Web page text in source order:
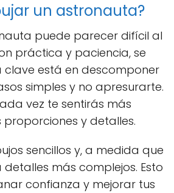
un astronauta?
puede parecer difícil al
práctica y paciencia, se
clave está en descomponer
simples y no apresurarte.
vez te sentirás más
y detalles.
sencillos y, a medida que
más complejos. Esto
confianza y mejorar tus